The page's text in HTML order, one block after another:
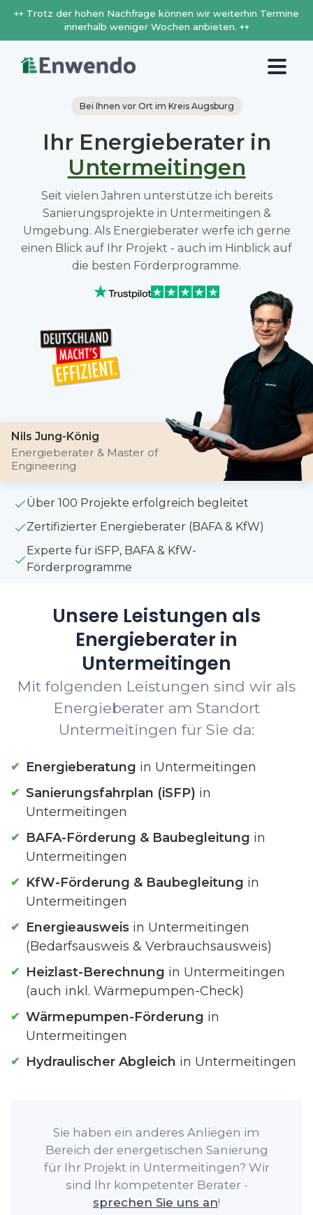
++ Trotz der hohen Nachfrage können wir weiterhin Termine
innerhalb weniger Wochen anbieten. ++
Bei Ihnen vor Ort im Kreis Augsburg
Ihr Energieberater in
Untermeitingen
Seit vielen Jahren unterstütze ich bereits
Sanierungsprojekte in Untermeitingen &
Umgebung. Als Energieberater werfe ich gerne
einen Blick auf Ihr Projekt - auch im Hinblick auf
die besten Förderprogramme.
Nils Jung-König
Energieberater & Master of
Engineering
Über 100 Projekte erfolgreich begleitet
Zertifizierter Energieberater (BAFA & KfW)
Experte für iSFP, BAFA & KfW-
Förderprogramme
Unsere Leistungen als
Energieberater in
Untermeitingen
Mit folgenden Leistungen sind wir als
Energieberater am Standort
Untermeitingen für Sie da:
Energieberatung in Untermeitingen
Sanierungsfahrplan (iSFP) in
Untermeitingen
BAFA-Förderung & Baubegleitung in
Untermeitingen
KfW-Förderung & Baubegleitung in
Untermeitingen
Energieausweis in Untermeitingen
(Bedarfsausweis & Verbrauchsausweis)
Heizlast-Berechnung in Untermeitingen
(auch inkl. Wärmepumpen-Check)
Wärmepumpen-Förderung in
Untermeitingen
Hydraulischer Abgleich in Untermeitingen
Sie haben ein anderes Anliegen im
Bereich der energetischen Sanierung
für Ihr Projekt in Untermeitingen? Wir
sind Ihr kompetenter Berater -
sprechen Sie uns an!